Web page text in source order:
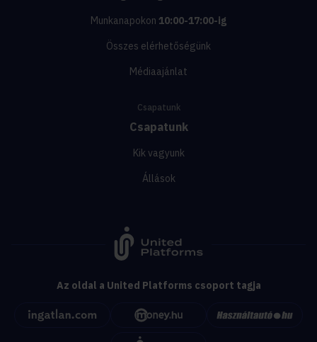
Munkanapokon 10:00-17:00-ig
Összes elérhetőségünk
Médiaajánlat
Csapatunk
Csapatunk
Kik vagyunk
Állások
Az oldal a United Platforms csoport tagja